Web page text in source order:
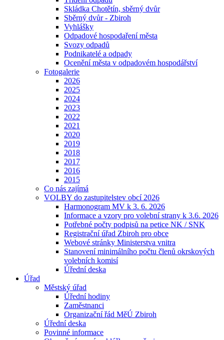
Skládka Chotětín, sběrný dvůr
Sběrný dvůr - Zbiroh
Vyhlášky
Odpadové hospodaření města
Svozy odpadů
Podnikatelé a odpady
Ocenění města v odpadovém hospodářství
Fotogalerie
2026
2025
2024
2023
2022
2021
2020
2019
2018
2017
2016
2015
Co nás zajímá
VOLBY do zastupitelstev obcí 2026
Harmonogram MV k 3. 6. 2026
Informace a vzory pro volební strany k 3.6. 2026
Potřebné počty podpisů na petice NK / SNK
Registrační úřad Zbiroh pro obce
Webové stránky Ministerstva vnitra
Stanovení minimálního počtu členů okrskových
volebních komisí
Úřední deska
Úřad
Městský úřad
Úřední hodiny
Zaměstnanci
Organizační řád MěÚ Zbiroh
Úřední deska
Povinné informace